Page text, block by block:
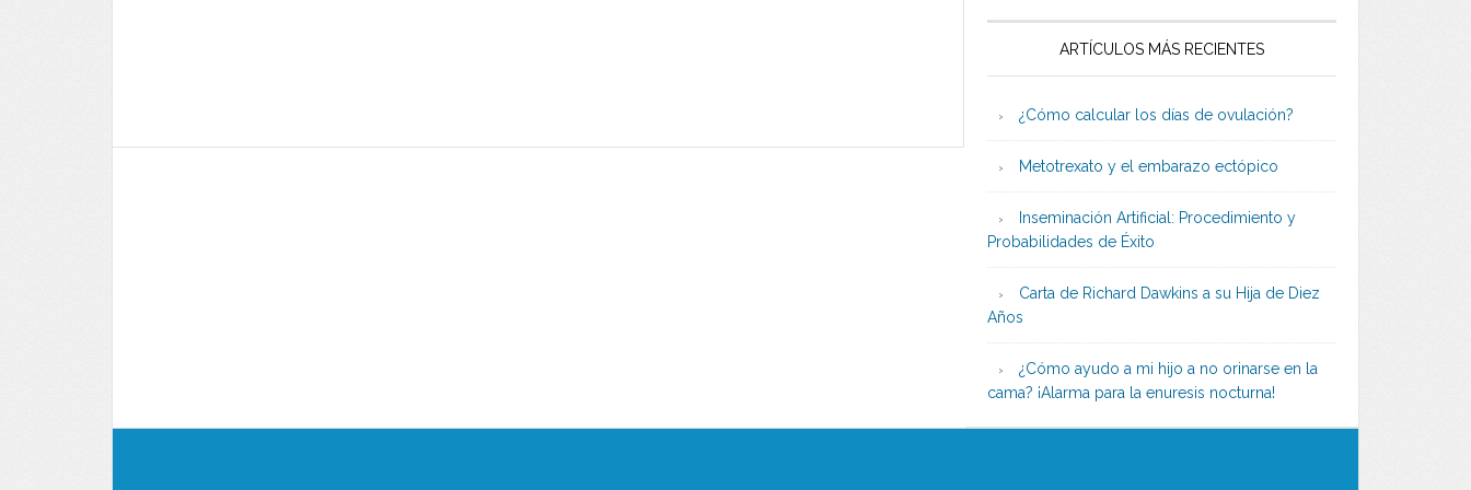
ARTÍCULOS MÁS RECIENTES
¿Cómo calcular los días de ovulación?
Metotrexato y el embarazo ectópico
Inseminación Artificial: Procedimiento y
Probabilidades de Éxito
Carta de Richard Dawkins a su Hija de Diez
Años
¿Cómo ayudo a mi hijo a no orinarse en la
cama? ¡Alarma para la enuresis nocturna!